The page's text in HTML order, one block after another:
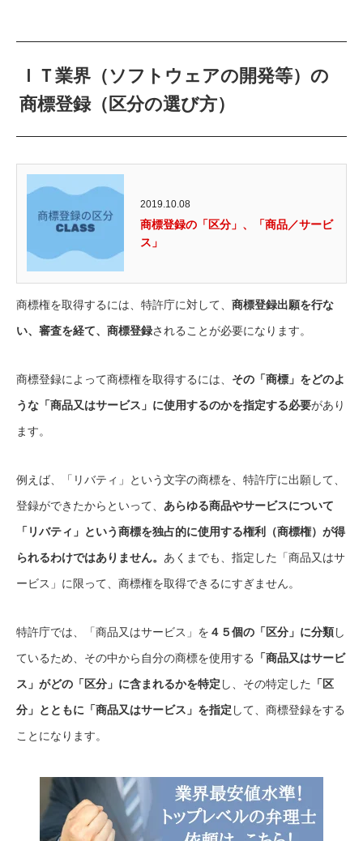
ＩＴ業界（ソフトウェアの開発等）の
商標登録（区分の選び方）
2019.10.08
商標登録の「区分」、「商品／サービ
ス」
商標権を取得するには、特許庁に対して、 商標登録出願を行な
い、審査を経て、商標登録されることが必要になります。
商標登録によって商標権を取得するには、 その「商標」をどのよ
うな「商品又はサービス」に使用するのかを指定する必要があり
ます。
例えば、「リバティ」という文字の商標を、特許庁に出願して、
登録ができたからといって、 あらゆる商品やサービスについて
「リバティ」という商標を独占的に使用する権利（商標権）が得
られるわけではありません。 あくまでも、指定した「商品又はサ
ービス」に限って、商標権を取得できるにすぎません。
特許庁では、「商品又はサービス」を ４５個の「区分」に分類し
ているため、その中から自分の商標を使用する
「商品又はサービ
ス」がどの「区分」に含まれるかを特定 し、その特定した
「区
分」とともに「商品又はサービス」を指定 して、商標登録をする
ことになります。